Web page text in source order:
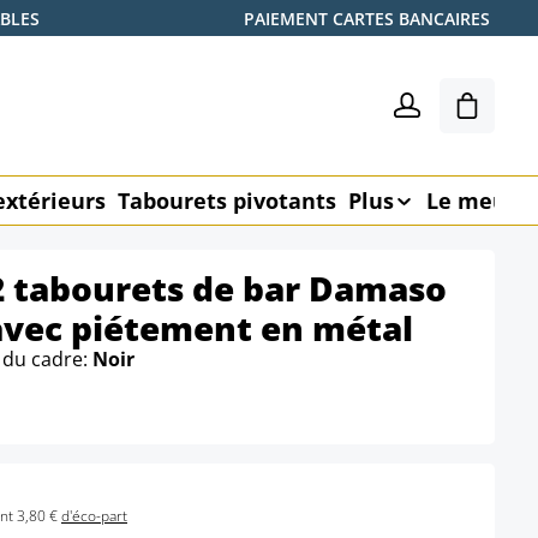
PAIEMENT CARTES BANCAIRES
Le
Tabourets pivotants Plus Le
tabourets de bar Damaso
piétement en métal
cadre: Noir
3,80 €d'éco-part